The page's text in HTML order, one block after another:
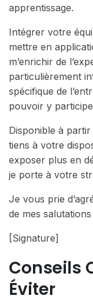
apprentissage.
Intégrer votre
mettre en
m’enrichir de
particulièrement
spécifique de
pouvoir y
Disponible à
tiens à votre
exposer plus en
je porte à votre
Je vous prie
de mes
[Signature]
Conseils
Éviter